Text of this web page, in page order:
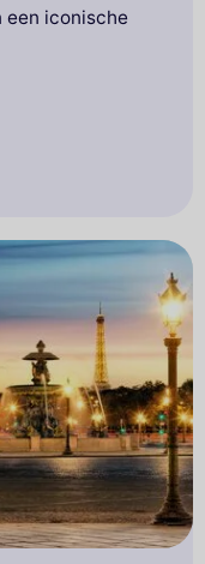
een iconische